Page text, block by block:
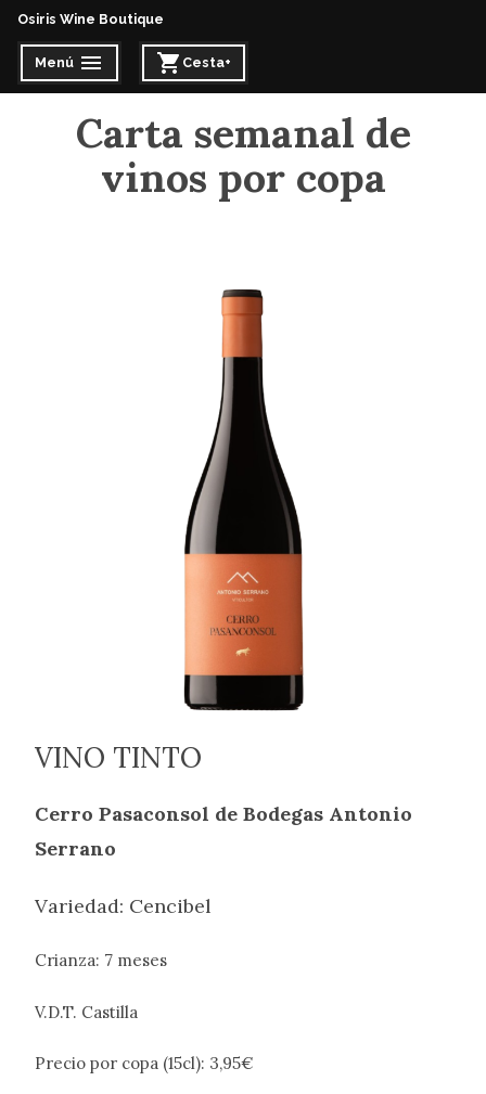
Osiris Wine Boutique
Menú
expandido
cerrado Cesta+
expandido
cerrado
Carta semanal de
vinos por copa
VINO TINTO
Cerro Pasaconsol de Bodegas Antonio
Serrano
Variedad: Cencibel
Crianza: 7 meses
V.D.T. Castilla
Precio por copa (15cl): 3,95€